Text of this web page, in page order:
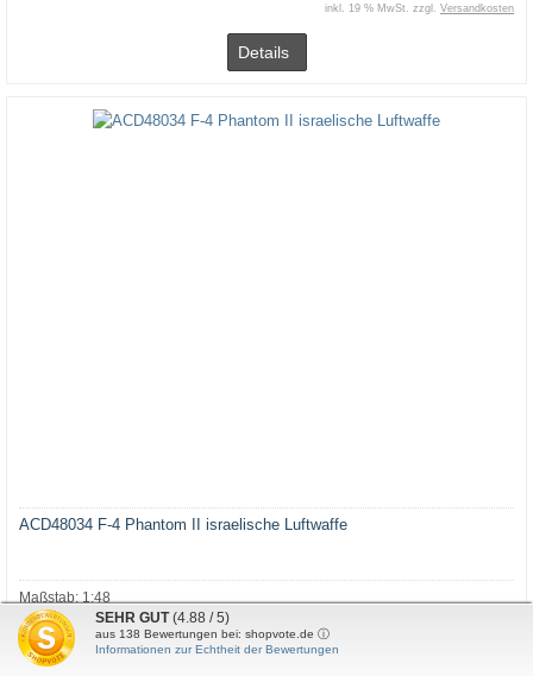
inkl. 19 % MwSt. zzgl. Versandkosten
Details
ACD48034 F-4 Phantom II israelische Luftwaffe
Maßstab: 1:48
Lieferzeit: 3-4 Tage*
Bestand:
SEHR GUT (4.88 / 5)
aus 138 Bewertungen bei: shopvote.de ⓘ
Informationen zur Echtheit der Bewertungen